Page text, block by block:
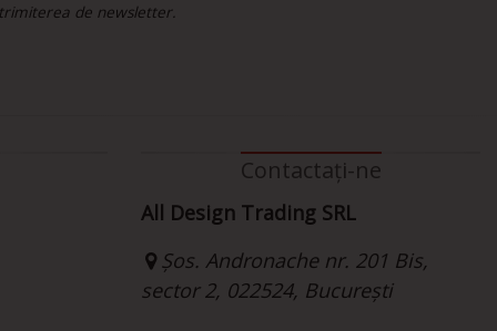
de newsletter.
Contactați-ne
All Design Trading SRL
Șos. Andronache nr. 201 Bis,
sector 2, 022524, București